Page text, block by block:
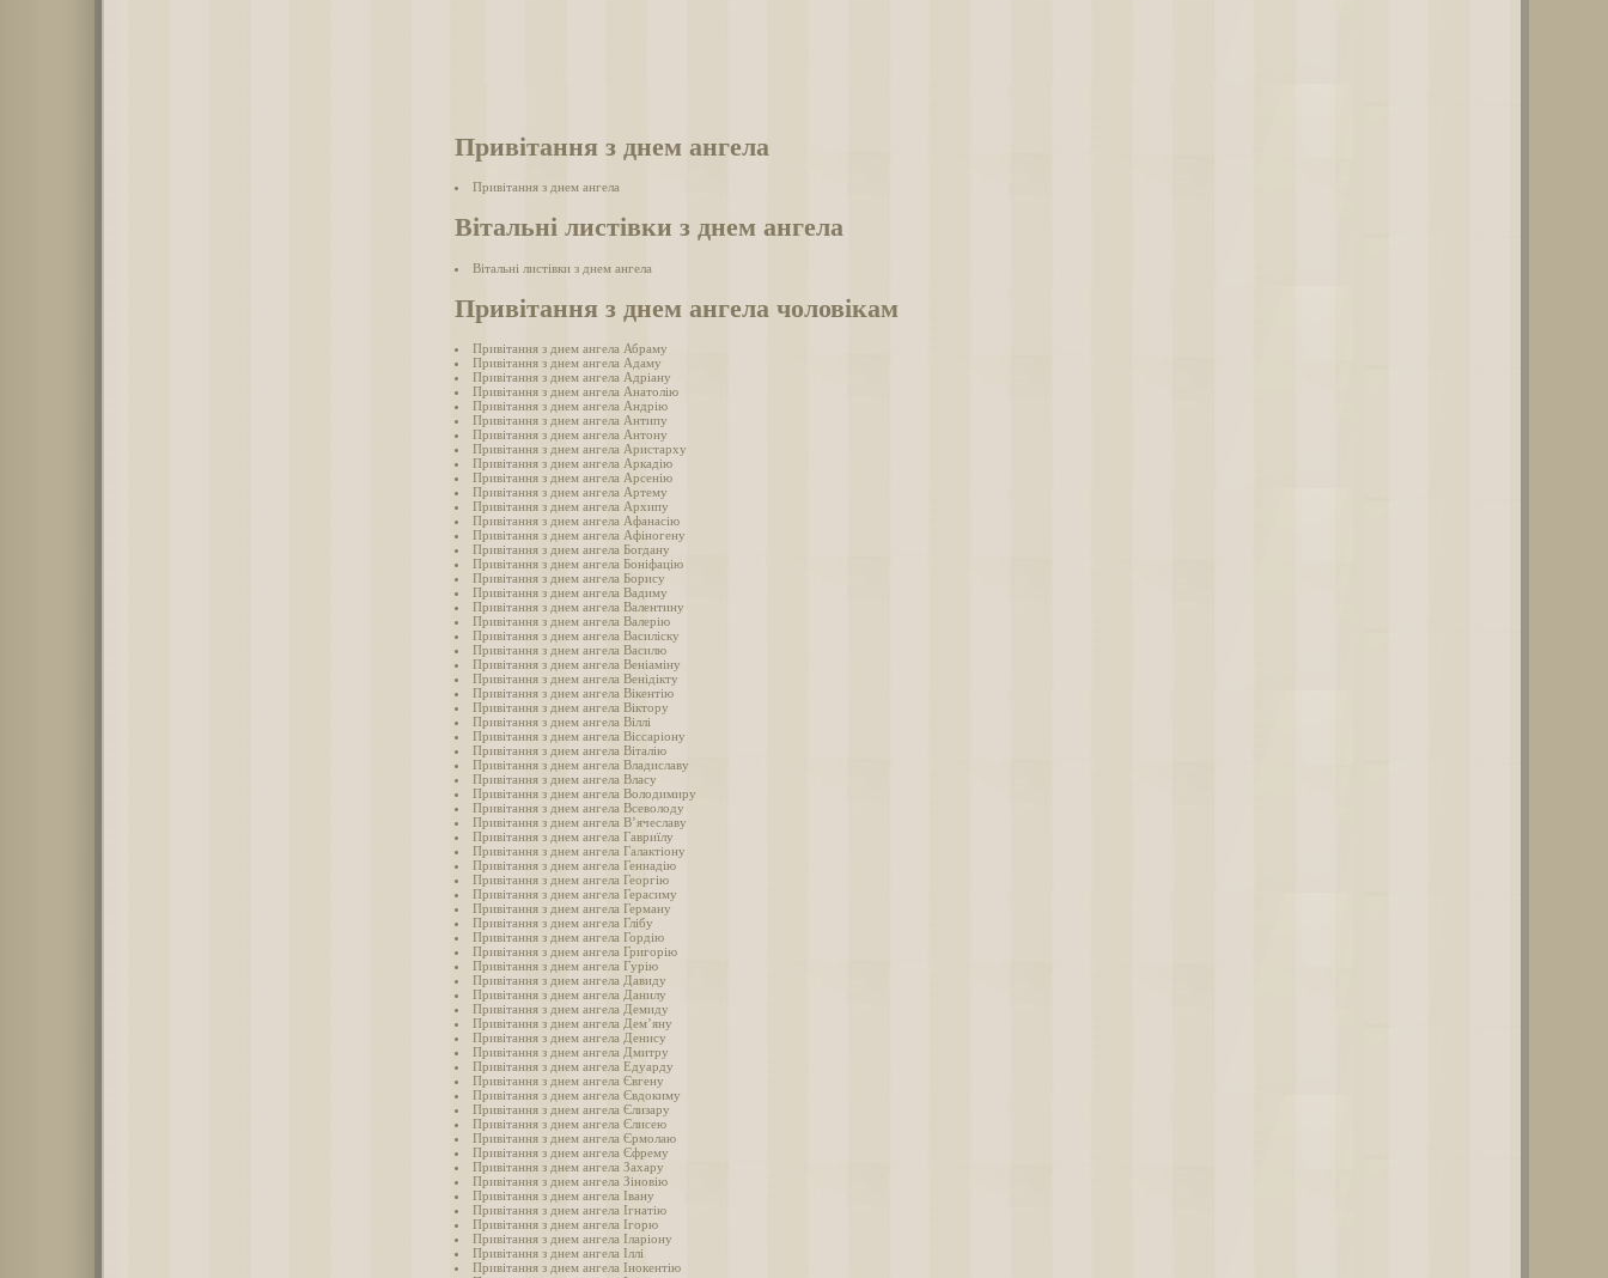
Привітання з днем ангела
Привітання з днем ангела
Вітальні листівки з днем ангела
Вітальні листівки з днем ангела
Привітання з днем ангела чоловікам
Привітання з днем ангела Абраму
Привітання з днем ангела Адаму
Привітання з днем ангела Адріану
Привітання з днем ангела Анатолію
Привітання з днем ангела Андрію
Привітання з днем ангела Антипу
Привітання з днем ангела Антону
Привітання з днем ангела Аристарху
Привітання з днем ангела Аркадію
Привітання з днем ангела Арсенію
Привітання з днем ангела Артему
Привітання з днем ангела Архипу
Привітання з днем ангела Афанасію
Привітання з днем ангела Афіногену
Привітання з днем ангела Богдану
Привітання з днем ангела Боніфацію
Привітання з днем ангела Борису
Привітання з днем ангела Вадиму
Привітання з днем ангела Валентину
Привітання з днем ангела Валерію
Привітання з днем ангела Василіску
Привітання з днем ангела Василю
Привітання з днем ангела Веніаміну
Привітання з днем ангела Венідікту
Привітання з днем ангела Вікентію
Привітання з днем ангела Віктору
Привітання з днем ангела Віллі
Привітання з днем ангела Віссаріону
Привітання з днем ангела Віталію
Привітання з днем ангела Владиславу
Привітання з днем ангела Власу
Привітання з днем ангела Володимиру
Привітання з днем ангела Всеволоду
Привітання з днем ангела В’ячеславу
Привітання з днем ангела Гавриїлу
Привітання з днем ангела Галактіону
Привітання з днем ангела Геннадію
Привітання з днем ангела Георгію
Привітання з днем ангела Герасиму
Привітання з днем ангела Герману
Привітання з днем ангела Глібу
Привітання з днем ангела Гордію
Привітання з днем ангела Григорію
Привітання з днем ангела Гурію
Привітання з днем ангела Давиду
Привітання з днем ангела Данилу
Привітання з днем ангела Демиду
Привітання з днем ангела Дем’яну
Привітання з днем ангела Денису
Привітання з днем ангела Дмитру
Привітання з днем ангела Едуарду
Привітання з днем ангела Євгену
Привітання з днем ангела Євдокиму
Привітання з днем ангела Єлизару
Привітання з днем ангела Єлисею
Привітання з днем ангела Єрмолаю
Привітання з днем ангела Єфрему
Привітання з днем ангела Захару
Привітання з днем ангела Зіновію
Привітання з днем ангела Івану
Привітання з днем ангела Ігнатію
Привітання з днем ангела Ігорю
Привітання з днем ангела Іларіону
Привітання з днем ангела Іллі
Привітання з днем ангела Інокентію